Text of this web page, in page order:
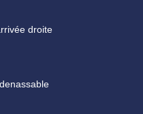
droite